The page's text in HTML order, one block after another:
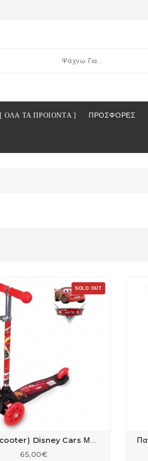
[ ΟΛΑ ΤΑ ΠΡΟΙΟΝΤΑ ] ΠΡΟΣΦΟΡΕΣ
SOLD OUT
65,00€